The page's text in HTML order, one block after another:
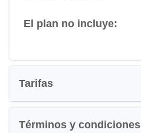
El plan no incluye:
Tarifas
Términos y condiciones